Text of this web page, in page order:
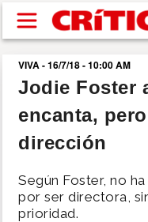
Pasar al contenido
buscar
SUCESOS
POLÍTICA
VIVA - 16/7/18 - 10:00 AM
Jodie Foster
encanta,
dirección
Según Foster, no
por ser directora,
prioridad.